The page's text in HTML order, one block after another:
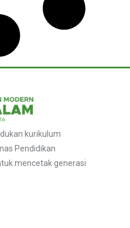
kurikulum
Pendidikan
mencetak generasi